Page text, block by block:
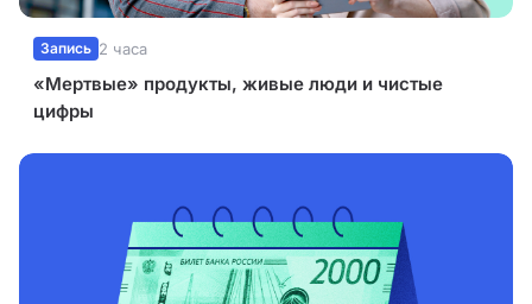
Запись 2 часа
«Мертвые» продукты, живые люди и чистые
цифры